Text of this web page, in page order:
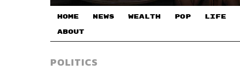
HOME NEWS WEALTH POP LIFE
ABOUT
POLITICS